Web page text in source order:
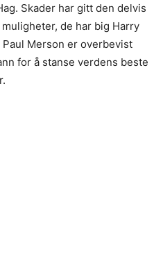
Skader har gitt den delvis
de har big Harry
Merson er overbevist
for å stanse verdens beste